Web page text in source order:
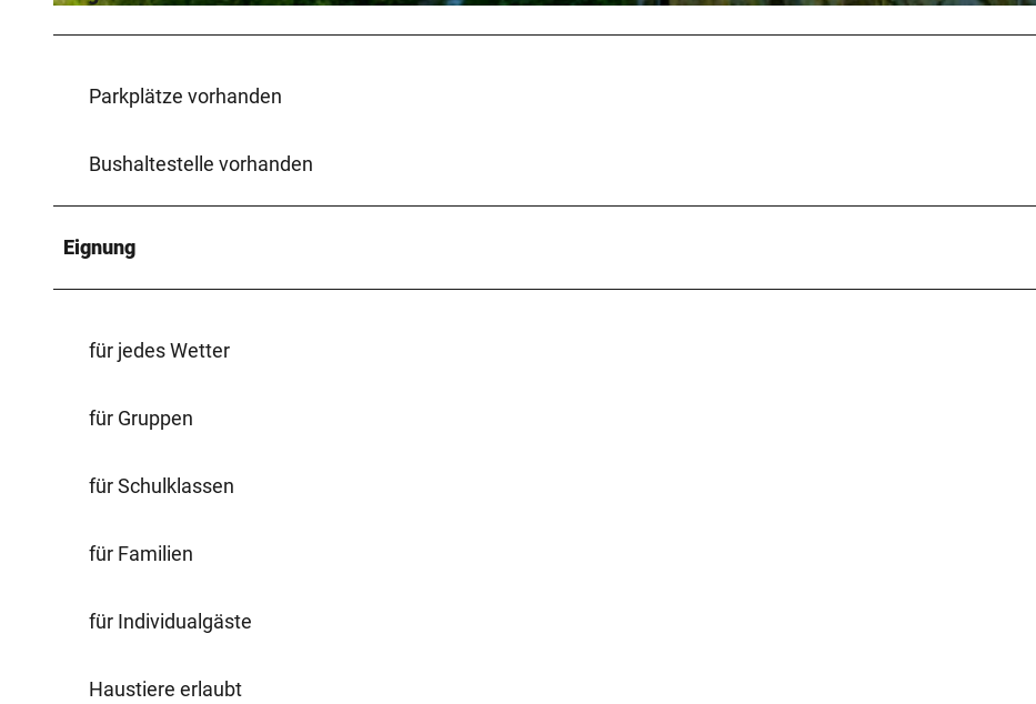
Parkplätze vorhanden
Bushaltestelle vorhanden
Eignung
für jedes Wetter
für Gruppen
für Schulklassen
für Familien
für Individualgäste
Haustiere erlaubt